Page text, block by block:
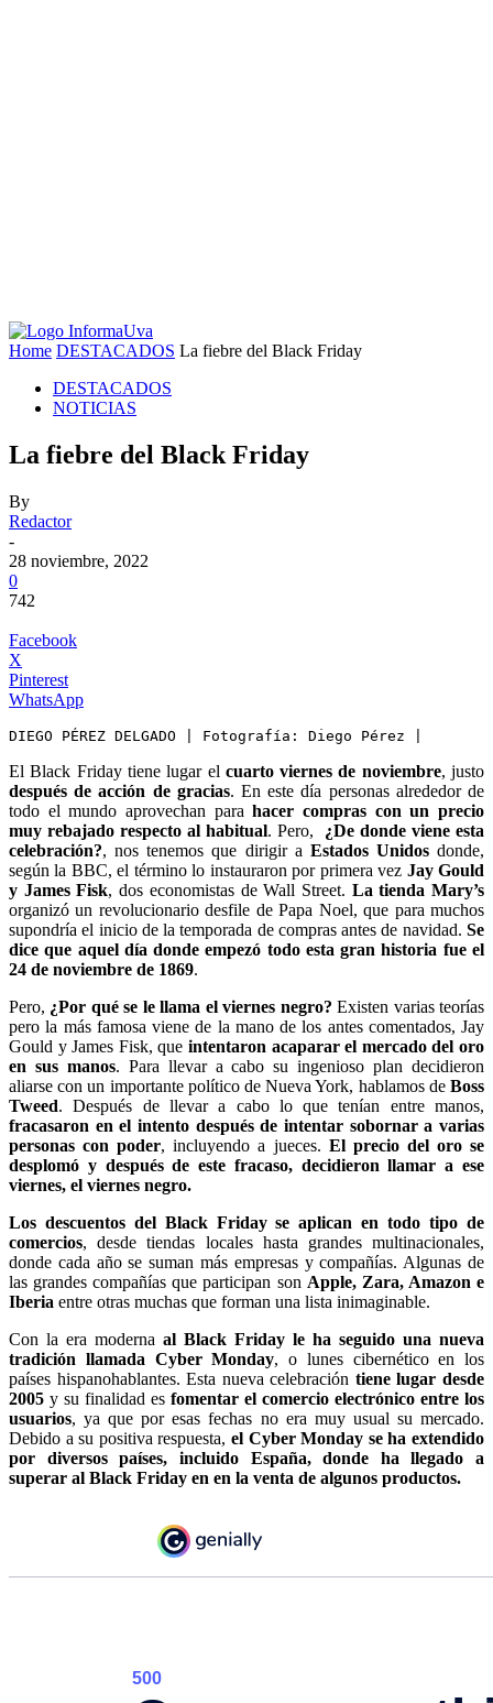
Home DESTACADOS La fiebre del Black Friday
DESTACADOS
NOTICIAS
La fiebre del Black Friday
By
Redactor
-
28 noviembre, 2022
0
742
Facebook
X
Pinterest
WhatsApp
DIEGO PÉREZ DELGADO | Fotografía: Diego Pérez |
El Black Friday tiene lugar el cuarto viernes de noviembre, justo
después de acción de gracias. En este día personas alrededor de
todo el mundo aprovechan parahacer compras con un precio
muy rebajado respecto al habitual. Pero, ¿De donde viene esta
celebración?, nos tenemos que dirigir a Estados Unidosdonde,
según la BBC, el término lo instauraron por primera vez Jay Gould
y James Fisk, dos economistas de Wall Street. La tienda Mary’s
organizó un revolucionario desfile de Papa Noel, que para muchos
supondría el inicio de la temporada de compras antes de navidad. Se
dice que aquel día donde empezó todo esta gran historia fue el
24 de noviembre de 1869.
Pero, ¿Por qué se le llama el viernes negro? Existen varias teorías
pero la más famosa viene de la mano de los antes comentados, Jay
Gould y James Fisk, que intentaron acaparar el mercado del oro
en sus manos. Para llevar a cabo su ingenioso plan decidieron
aliarse con un importante político de Nueva York, hablamos de Boss
Tweed. Después de llevar a cabo lo que tenían entre manos,
fracasaron en el intento después de intentar sobornar a varias
personas con poder, incluyendo a jueces. El precio del oro se
desplomó y después de este fracaso, decidieron llamar a ese
viernes, el viernes negro.
Los descuentos del Black Friday se aplican en todo tipo de
comercios, desde tiendas locales hasta grandes multinacionales,
donde cada año se suman más empresas y compañías. Algunas de
las grandes compañías que participan son Apple, Zara, Amazon e
Iberia entre otras muchas que forman una lista inimaginable.
Con la era moderna al Black Friday le ha seguido una nueva
tradición llamada Cyber Monday, o lunes cibernético en los
países hispanohablantes. Esta nueva celebración tiene lugar desde
2005 y su finalidad es fomentar el comercio electrónico entre los
usuarios, ya que por esas fechas no era muy usual su mercado.
Debido a su positiva respuesta, el Cyber Monday se ha extendido
por diversos países, incluido España, donde ha llegado a
superar al Black Friday en en la venta de algunos productos.